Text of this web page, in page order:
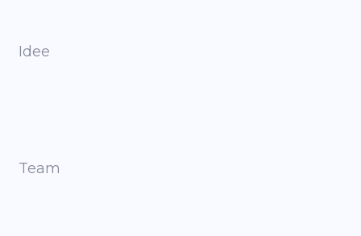
Idee
Team